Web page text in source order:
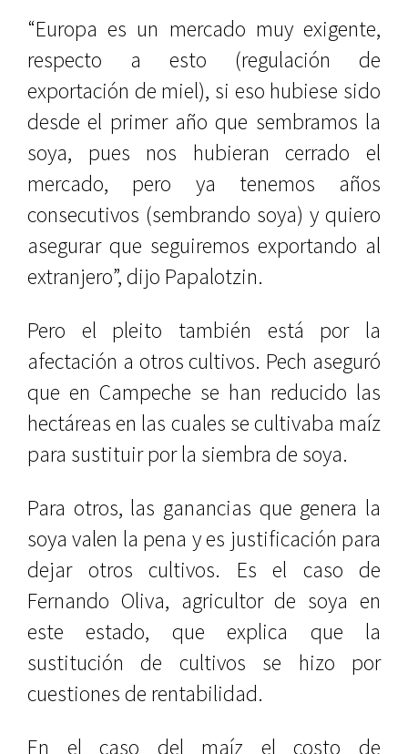
“Europa es un mercado muy exigente,
respecto a esto (regulación de
exportación de miel), si eso hubiese sido
desde el primer año que sembramos la
soya, pues nos hubieran cerrado el
mercado, pero ya tenemos años
consecutivos (sembrando soya) y quiero
asegurar que seguiremos exportando al
extranjero”, dijo Papalotzin.
Pero el pleito también está por la
afectación a otros cultivos. Pech aseguró
que en Campeche se han reducido las
hectáreas en las cuales se cultivaba maíz
para sustituir por la siembra de soya.
Para otros, las ganancias que genera la
soya valen la pena y es justificación para
dejar otros cultivos. Es el caso de
Fernando Oliva, agricultor de soya en
este estado, que explica que la
sustitución de cultivos se hizo por
cuestiones de rentabilidad.
En el caso del maíz el costo de